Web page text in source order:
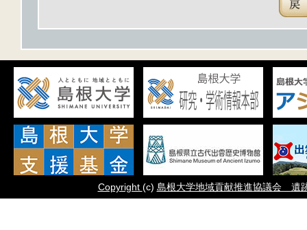
Copyright (c) 島根大学地域貢献推進協議会 遺